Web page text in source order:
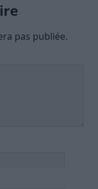
pas publiée.